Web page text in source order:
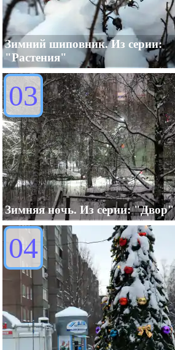
Зимний шиповник. Из серии:
"Растения"
03
Зимняя ночь. Из серии: "Двор"
04